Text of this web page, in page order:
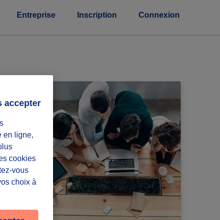
Entreprise Inscription Connexion
en ligne,
cookies
vous
choix à
accepter